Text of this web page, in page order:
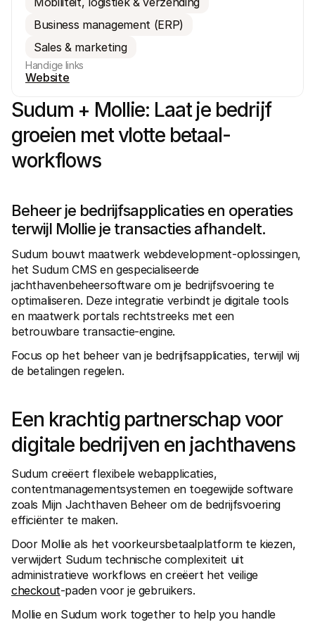
Business management (ERP)
Sales & marketing
Handige links
Website
Sudum + Mollie: Laat je bedrijf
groeien met vlotte betaal-
workflows
Beheer je bedrijfsapplicaties en operaties
terwijl Mollie je transacties afhandelt.
Sudum bouwt maatwerk webdevelopment-oplossingen,
het Sudum CMS en gespecialiseerde
jachthavenbeheersoftware om je bedrijfsvoering te
optimaliseren. Deze integratie verbindt je digitale tools
en maatwerk portals rechtstreeks met een
betrouwbare transactie-engine.
Focus op het beheer van je bedrijfsapplicaties, terwijl wij
de betalingen regelen.
Een krachtig partnerschap voor
digitale bedrijven en jachthavens
Sudum creëert flexibele webapplicaties,
contentmanagementsystemen en toegewijde software
zoals Mijn Jachthaven Beheer om de bedrijfsvoering
efficiënter te maken.
Door Mollie als het voorkeursbetaalplatform te kiezen,
verwijdert Sudum technische complexiteit uit
administratieve workflows en creëert het veilige
checkout-paden voor je gebruikers.
Mollie en Sudum work together to help you handle
Portaal voor developers
Ontdek documentatie en updates voor developers
Libraries
Discord community
Bekijk onze tarieven
Over ons
Maak kennis met ons verhaal en
Nieuws
Het laatste nieuws over Mollie
Vacatures
Kom werken bij Mollie. Ontdek de
vacatures!
Contact
Voor consumenten
Waarom zie je Mollie op je bankafschrift?
Voor Mollie-klanten
Neem contact op met Customer Support
Contact met sales